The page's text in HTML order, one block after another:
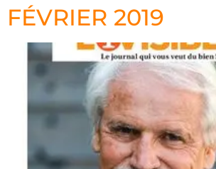
FÉVRIER 2019